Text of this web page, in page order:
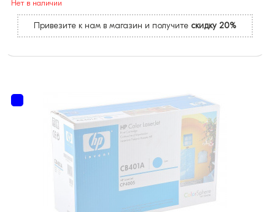
Нет в наличии
Привезите к нам в магазин и получите скидку 20%